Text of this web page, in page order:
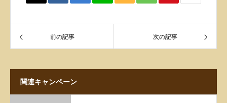
前の記事 次の記事
関連キャンペーン